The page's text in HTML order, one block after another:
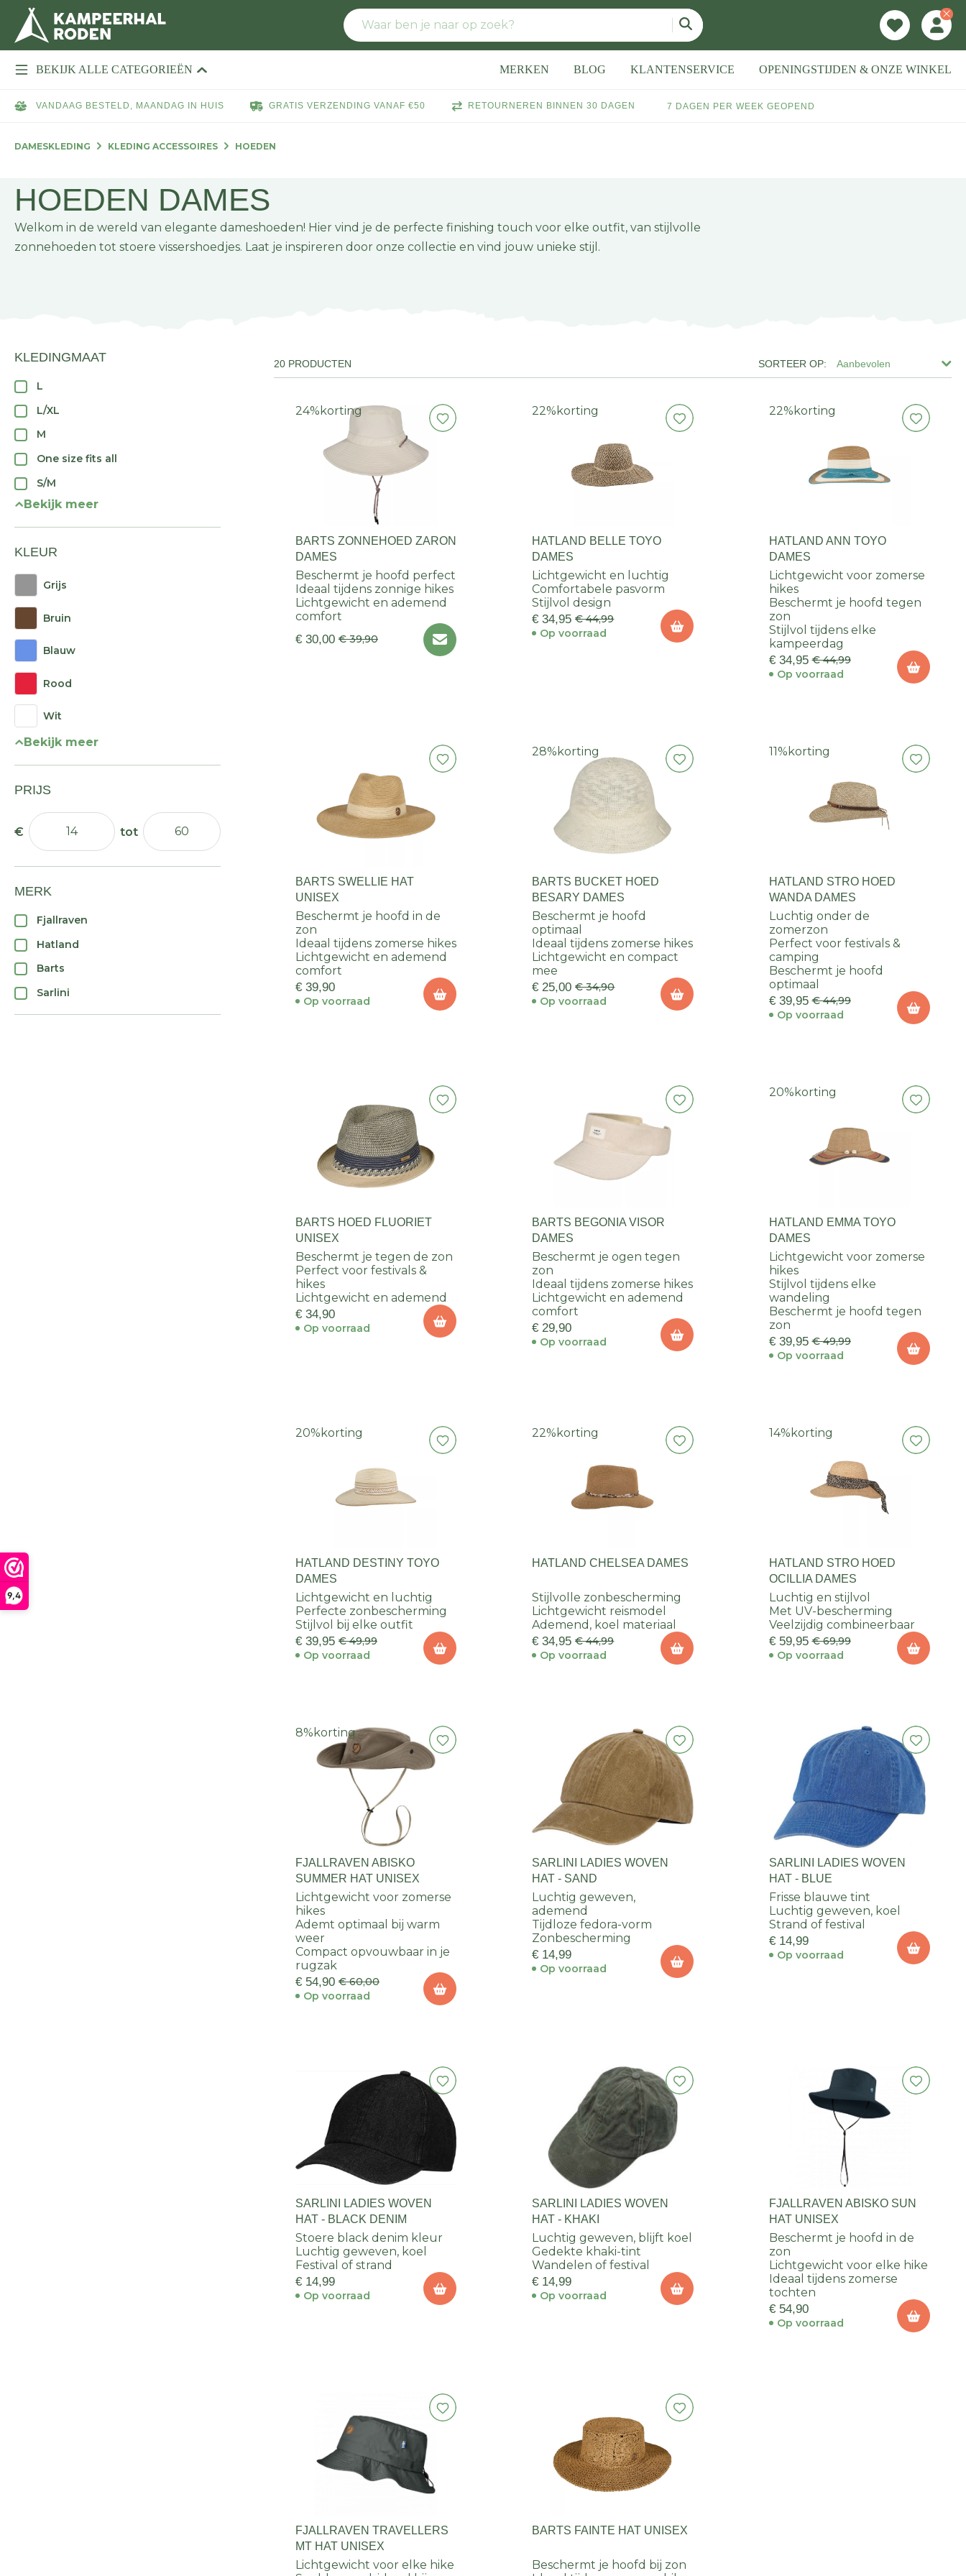
9,4
BEKIJK ALLE CATEGORIEËN MERKEN BLOG KLANTENSERVICE OPENINGSTIJDEN & ONZE WINKEL
VANDAAG BESTELD, MAANDAG IN HUIS GRATIS VERZENDING VANAF €50 RETOURNEREN BINNEN 30 DAGEN 7 DAGEN PER WEEK GEOPEND
DAMESKLEDING KLEDING ACCESSOIRES HOEDEN
HOEDEN DAMES
Welkom in de wereld van elegante dameshoeden! Hier vind je de perfecte finishing touch voor elke outfit, van stijlvolle
zonnehoeden tot stoere vissershoedjes. Laat je inspireren door onze collectie en vind jouw unieke stijl.
KLEDINGMAAT
L
L/XL
M
One size fits all
S/M
Bekijk meer
KLEUR
Grijs
Bruin
Blauw
Rood
Wit
Bekijk meer
PRIJS
MERK
Fjallraven
Hatland
Barts
Sarlini
Aanbevolen
20 PRODUCTEN
24% korting
BARTS ZONNEHOED ZARON
DAMES
Beschermt je hoofd perfect
Ideaal tijdens zonnige hikes
Lichtgewicht en ademend
comfort
€ 30,00 € 39,90
22% korting
HATLAND BELLE TOYO
DAMES
Lichtgewicht en luchtig
Comfortabele pasvorm
Stijlvol design
€ 34,95 € 44,99
Op voorraad
22% korting
HATLAND ANN TOYO
DAMES
Lichtgewicht voor zomerse
hikes
Beschermt je hoofd tegen
zon
Stijlvol tijdens elke
kampeerdag
€ 34,95 € 44,99
Op voorraad
BARTS SWELLIE HAT
UNISEX
Beschermt je hoofd in de
zon
Ideaal tijdens zomerse hikes
Lichtgewicht en ademend
comfort
€ 39,90
Op voorraad
28% korting
BARTS BUCKET HOED
BESARY DAMES
Beschermt je hoofd
optimaal
Ideaal tijdens zomerse hikes
Lichtgewicht en compact
mee
€ 25,00 € 34,90
Op voorraad
11% korting
HATLAND STRO HOED
WANDA DAMES
Luchtig onder de
zomerzon
Perfect voor festivals &
camping
Beschermt je hoofd
optimaal
€ 39,95 € 44,99
Op voorraad
BARTS HOED FLUORIET
UNISEX
Beschermt je tegen de zon
Perfect voor festivals &
hikes
Lichtgewicht en ademend
€ 34,90
Op voorraad
BARTS BEGONIA VISOR
DAMES
Beschermt je ogen tegen
zon
Ideaal tijdens zomerse hikes
Lichtgewicht en ademend
comfort
€ 29,90
Op voorraad
20% korting
HATLAND EMMA TOYO
DAMES
Lichtgewicht voor zomerse
hikes
Stijlvol tijdens elke
wandeling
Beschermt je hoofd tegen
zon
€ 39,95 € 49,99
Op voorraad
20% korting
HATLAND DESTINY TOYO
DAMES
Lichtgewicht en luchtig
Perfecte zonbescherming
Stijlvol bij elke outfit
€ 39,95 € 49,99
Op voorraad
22% korting
HATLAND CHELSEA DAMES
Stijlvolle zonbescherming
Lichtgewicht reismodel
Ademend, koel materiaal
€ 34,95 € 44,99
Op voorraad
14% korting
HATLAND STRO HOED
OCILLIA DAMES
Luchtig en stijlvol
Met UV-bescherming
Veelzijdig combineerbaar
€ 59,95 € 69,99
Op voorraad
8% korting
FJALLRAVEN ABISKO
SUMMER HAT UNISEX
Lichtgewicht voor zomerse
hikes
Ademt optimaal bij warm
weer
Compact opvouwbaar in je
rugzak
€ 54,90 € 60,00
Op voorraad
SARLINI LADIES WOVEN
HAT - SAND
Luchtig geweven,
ademend
Tijdloze fedora-vorm
Zonbescherming
€ 14,99
Op voorraad
SARLINI LADIES WOVEN
HAT - BLUE
Frisse blauwe tint
Luchtig geweven, koel
Strand of festival
€ 14,99
Op voorraad
SARLINI LADIES WOVEN
HAT - BLACK DENIM
Stoere black denim kleur
Luchtig geweven, koel
Festival of strand
€ 14,99
Op voorraad
SARLINI LADIES WOVEN
HAT - KHAKI
Luchtig geweven, blijft koel
Gedekte khaki-tint
Wandelen of festival
€ 14,99
Op voorraad
FJALLRAVEN ABISKO SUN
HAT UNISEX
Beschermt je hoofd in de
zon
Lichtgewicht voor elke hike
Ideaal tijdens zomerse
tochten
€ 54,90
Op voorraad
FJALLRAVEN TRAVELLERS
MT HAT UNISEX
Lichtgewicht voor elke hike
BARTS FAINTE HAT UNISEX
Beschermt je hoofd bij zon